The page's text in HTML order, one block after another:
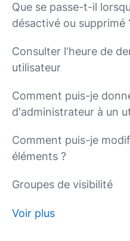
Que se passe-t-il
désactivé ou supprimé
Consulter l'heure de
utilisateur
Comment puis-je
d'administrateur à un
Comment puis-je
éléments ?
Groupes de visibilité
Voir plus